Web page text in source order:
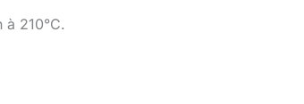
210°C.